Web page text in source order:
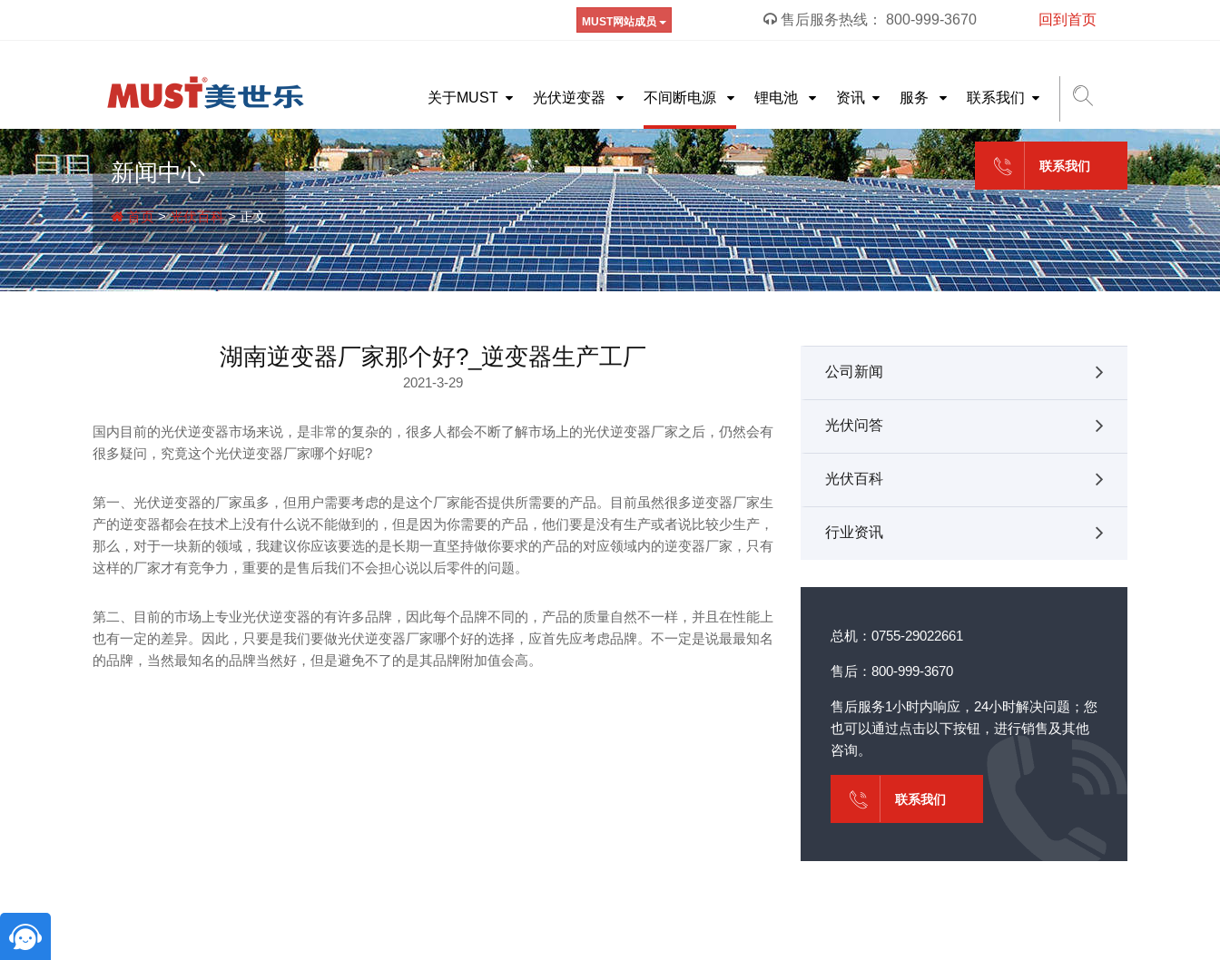
售后服务热线： 800-999-3670 回到首页
MUST网站成员
关于MUST 光伏逆变器 不间断电源 锂电池 资讯 服务 联系我们
新闻中心
首页>光伏百科> 正文
联系我们
湖南逆变器厂家那个好?_逆变器生产工厂
2021-3-29
国内目前的光伏逆变器市场来说，是非常的复杂的，很多人都会不断了解市场上的光伏逆变器厂家之后，仍然会有
很多疑问，究竟这个光伏逆变器厂家哪个好呢?
第一、光伏逆变器的厂家虽多，但用户需要考虑的是这个厂家能否提供所需要的产品。目前虽然很多逆变器厂家生
产的逆变器都会在技术上没有什么说不能做到的，但是因为你需要的产品，他们要是没有生产或者说比较少生产，
那么，对于一块新的领域，我建议你应该要选的是长期一直坚持做你要求的产品的对应领域内的逆变器厂家，只有
这样的厂家才有竞争力，重要的是售后我们不会担心说以后零件的问题。
第二、目前的市场上专业光伏逆变器的有许多品牌，因此每个品牌不同的，产品的质量自然不一样，并且在性能上
也有一定的差异。因此，只要是我们要做光伏逆变器厂家哪个好的选择，应首先应考虑品牌。不一定是说最最知名
的品牌，当然最知名的品牌当然好，但是避免不了的是其品牌附加值会高。
公司新闻
光伏问答
光伏百科
行业资讯
总机：0755-29022661
售后：800-999-3670
售后服务1小时内响应，24小时解决问题；您
也可以通过点击以下按钮，进行销售及其他
咨询。
联系我们